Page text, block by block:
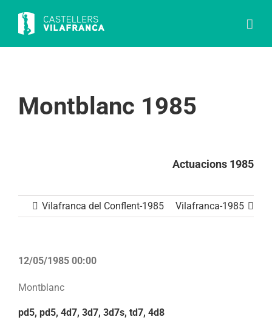
content
Montblanc 1985
Actuacions 1985
Vilafranca del Conflent-1985 Vilafranca-1985
12/05/1985 00:00
Montblanc
pd5, pd5, 4d7, 3d7, 3d7s, td7, 4d8